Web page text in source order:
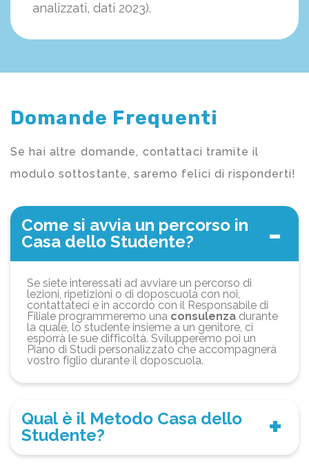
analizzati, dati 2023).
Domande Frequenti
Se hai altre domande, contattaci tramite il
modulo sottostante, saremo felici di risponderti!
Come si avvia un percorso in
Casa dello Studente?
Se siete interessati ad avviare un percorso di
lezioni, ripetizioni o di doposcuola con noi,
contattateci e in accordo con il Responsabile di
Filiale programmeremo una consulenza durante
la quale, lo studente insieme a un genitore, ci
esporrà le sue difficoltà. Svilupperemo poi un
Piano di Studi personalizzato che accompagnerà
vostro figlio durante il doposcuola.
Qual è il Metodo Casa dello
Studente?